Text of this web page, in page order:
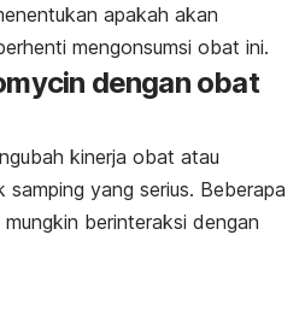
apakah akan
mengonsumsi obat ini.
dengan obat
kinerja obat atau
yang serius. Beberapa
berinteraksi dengan